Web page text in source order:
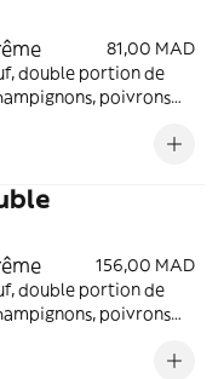
81,00 MAD
double portion de
poivrons
156,00 MAD
double portion de
poivrons